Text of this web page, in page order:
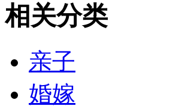
相关分类
亲子
婚嫁